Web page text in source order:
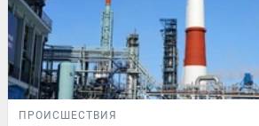
ПРОИСШЕСТВИЯ